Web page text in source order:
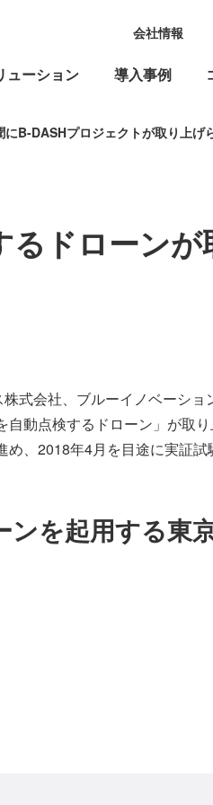
ューション 導入事例
会社情報
にB-DASHプロジェクトが取り上げ
るドローン
式会社、ブルーイノベーシ
動点検するドローン」が取
、2018年4月を目途に実証試
を起用する東